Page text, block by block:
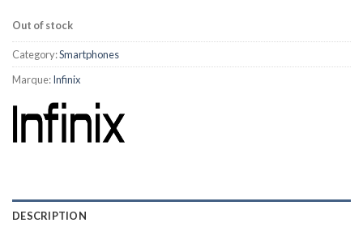
Out of stock
Category:Smartphones
Marque:Infinix
DESCRIPTION